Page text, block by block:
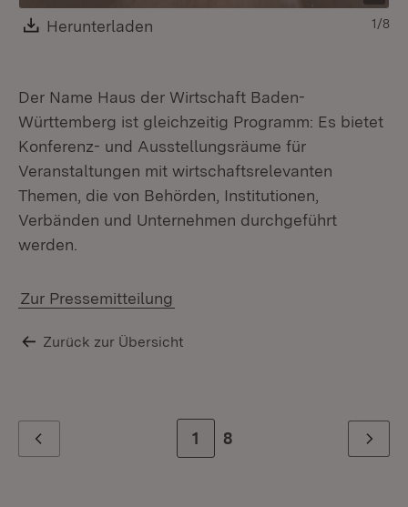
Download:
Herunterladen 1/8
Der Name Haus der Wirtschaft Baden-
Württemberg ist gleichzeitig Programm: Es bietet
Konferenz- und Ausstellungsräume für
Veranstaltungen mit wirtschaftsrelevanten
Themen, die von Behörden, Institutionen,
Verbänden und Unternehmen durchgeführt
werden.
Zur Pressemitteilung
Zurück zur Übersicht
Zur Seite
1 Zur letzten Seite
8 Weiter